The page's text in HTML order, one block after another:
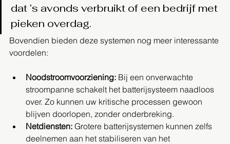
dat ’s avonds verbruikt of een bedrijf met
pieken overdag.
Bovendien bieden deze systemen nog meer interessante
voordelen:
Noodstroomvoorziening: Bij een onverwachte
stroompanne schakelt het batterijsysteem naadloos
over. Zo kunnen uw kritische processen gewoon
blijven doorlopen, zonder onderbreking.
Netdiensten: Grotere batterijsystemen kunnen zelfs
deelnemen aan het stabiliseren van het